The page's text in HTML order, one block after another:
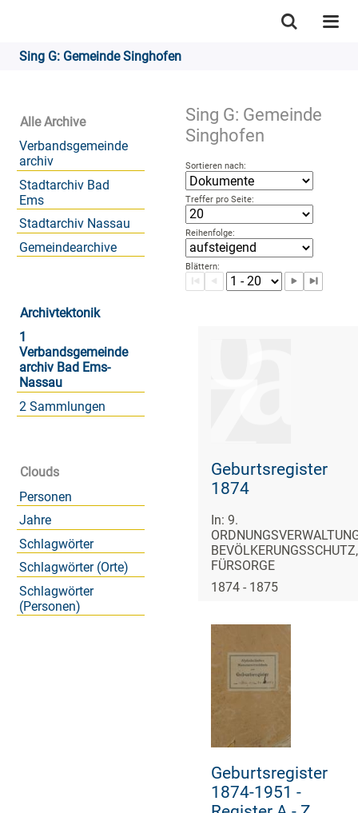
Sing G: Gemeinde Singhofen
Alle Archive
Verbandsgemeinde
archiv
Stadtarchiv Bad
Ems
Stadtarchiv Nassau
Gemeindearchive
Archivtektonik
1
Verbandsgemeinde
archiv Bad Ems-
Nassau
2 Sammlungen
Clouds
Personen
Jahre
Schlagwörter
Schlagwörter (Orte)
Schlagwörter
(Personen)
Sing G: Gemeinde
Singhofen
Sortieren nach:
Treffer pro Seite:
Reihenfolge:
Blättern:
Geburtsregister
1874
In: 9.
BEVÖLKERUNGSSCHUTZ,
FÜRSORGE
1874 - 1875
Geburtsregister
1874-1951 -